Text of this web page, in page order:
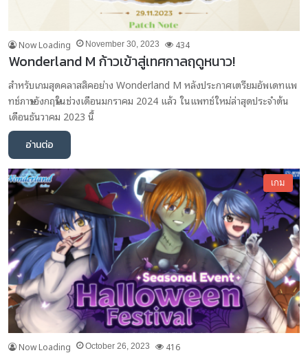
Now Loading November 30, 2023 434
Wonderland M ก้าวเข้าสู่เทศกาลฤดูหนาว!
สำหรับเกมสุดคลาสสิคอย่าง Wonderland M หลังประกาศเตรียมอัพเดทแพ
ทช์ภาษาอังกฤษในช่วงเดือนมกราคม 2024 แล้ว ในแพทช์ใหม่ล่าสุดประจำต้น
เดือนธันวาคม 2023 นี้
อ่านต่อ
เกม
Now Loading October 26, 2023 416